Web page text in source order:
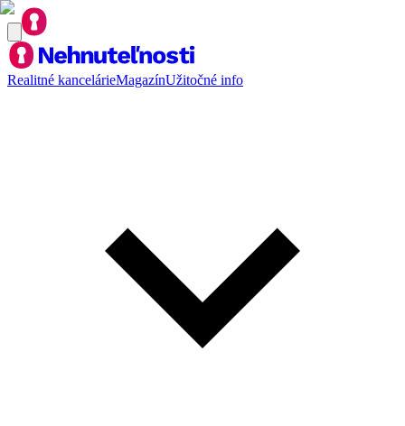
Realitné kancelárieMagazínUžitočné info